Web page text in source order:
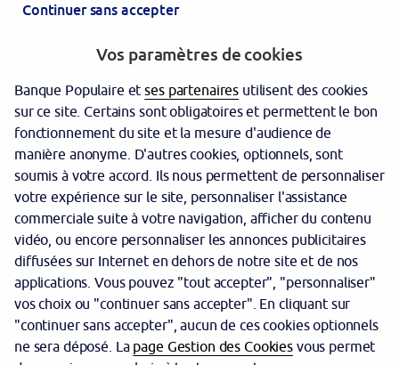
Garantie des dépôts
Protection des données personnelles
Politique cookies
Sécurité
Tarifs
Mentions légales
Continuer sans accepter
Vos paramètres de cookies
Banque Populaire etses partenaires utilisent des cookies
sur ce site. Certains sont obligatoires et permettent le bon
fonctionnement du site et la mesure d'audience de
manière anonyme. D'autres cookies, optionnels, sont
soumis à votre accord. Ils nous permettent de personnaliser
votre expérience sur le site, personnaliser l'assistance
commerciale suite à votre navigation, afficher du contenu
vidéo, ou encore personnaliser les annonces publicitaires
diffusées sur Internet en dehors de notre site et de nos
applications. Vous pouvez "tout accepter", "personnaliser"
vos choix ou "continuer sans accepter". En cliquant sur
"continuer sans accepter", aucun de ces cookies optionnels
ne sera déposé. La page Gestion des Cookiesvous permet